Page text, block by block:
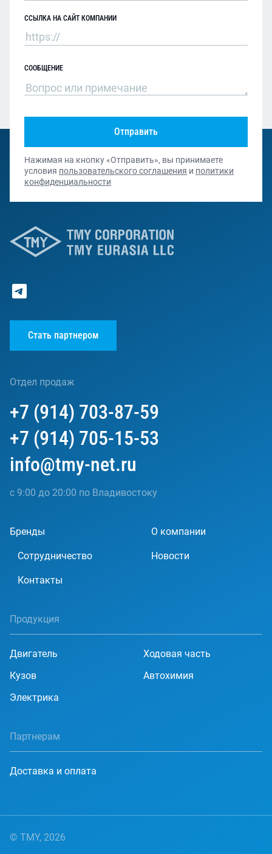
ССЫЛКА НА САЙТ КОМПАНИИ
СООБЩЕНИЕ
Отправить
Нажимая на кнопку «Отправить», вы принимаете
условия пользовательского соглашения и политики
конфиденциальности
Бренды О компании
Сотрудничество Новости
Контакты
Стать партнером
Отдел продаж
+7 (914) 703-87-59
+7 (914) 705-15-53
info@tmy-net.ru
с 9:00 до 20:00 по Владивостоку
Продукция
Двигатель
Ходовая часть
Кузов
Автохимия
Электрика
Партнерам
Доставка и оплата
© TMY, 2026